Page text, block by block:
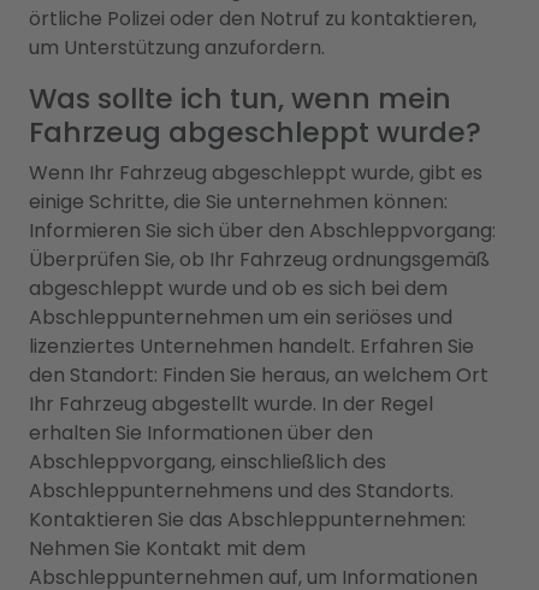
örtliche Polizei oder den Notruf zu kontaktieren,
um Unterstützung anzufordern.
Was sollte ich tun, wenn mein
Fahrzeug abgeschleppt wurde?
Wenn Ihr Fahrzeug abgeschleppt wurde, gibt es
einige Schritte, die Sie unternehmen können:
Informieren Sie sich über den Abschleppvorgang:
Überprüfen Sie, ob Ihr Fahrzeug ordnungsgemäß
abgeschleppt wurde und ob es sich bei dem
Abschleppunternehmen um ein seriöses und
lizenziertes Unternehmen handelt. Erfahren Sie
den Standort: Finden Sie heraus, an welchem Ort
Ihr Fahrzeug abgestellt wurde. In der Regel
erhalten Sie Informationen über den
Abschleppvorgang, einschließlich des
Abschleppunternehmens und des Standorts.
Kontaktieren Sie das Abschleppunternehmen:
Nehmen Sie Kontakt mit dem
Abschleppunternehmen auf, um Informationen